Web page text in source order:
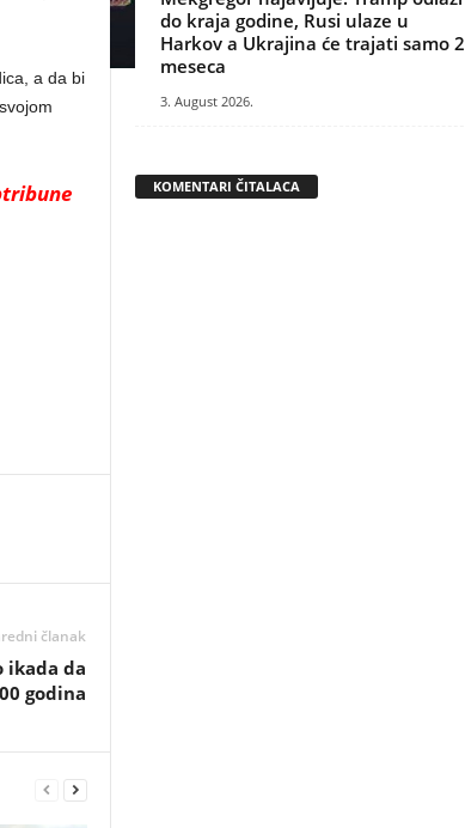
a da bi
članak
ikada da
godina
do kraja godine, Rusi ulaze u
Harkov a Ukrajina će trajati samo 2
meseca
3. August 2026.
KOMENTARI ČITALACA